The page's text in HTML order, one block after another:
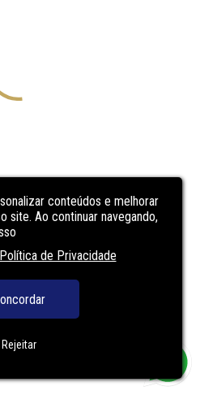
conteúdos e melhorar
site. Ao continuar navegando,
Política de Privacidade
Rejeitar